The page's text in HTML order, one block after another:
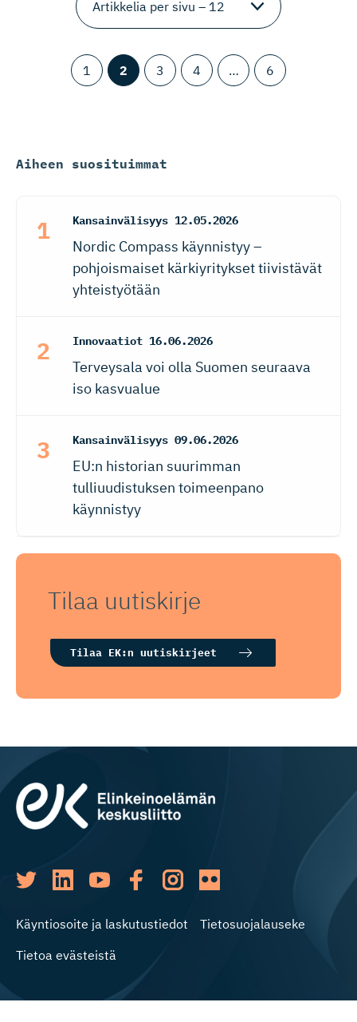
1 2 3 4 … 6
Aiheen suosituimmat
Kansainvälisyys 12.05.2026
Nordic Compass käynnistyy –
pohjoismaiset kärkiyritykset tiivistävät
yhteistyötään
Innovaatiot 16.06.2026
Terveysala voi olla Suomen seuraava
iso kasvualue
Kansainvälisyys 09.06.2026
EU:n historian suurimman
tulliuudistuksen toimeenpano
käynnistyy
Tilaa uutiskirje
Tilaa EK:n uutiskirjeet
Käyntiosoite ja laskutustiedot
Tietosuojalauseke
Tietoa evästeistä